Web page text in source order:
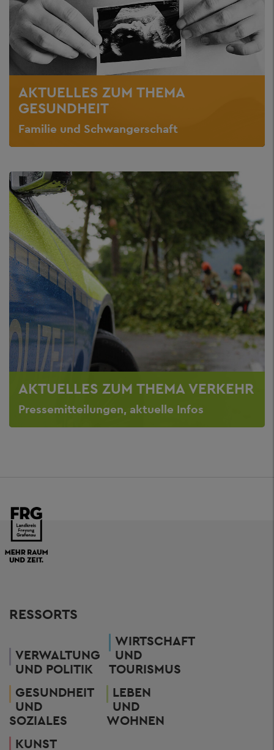
AKTUELLES ZUM THEMA
GESUNDHEIT
Familie und Schwangerschaft
AKTUELLES ZUM THEMA VERKEHR
Pressemitteilungen, aktuelle Infos
RESSORTS
VERWALTUNG
UND POLITIK
WIRTSCHAFT
UND
TOURISMUS
GESUNDHEIT
UND
SOZIALES
LEBEN
UND
WOHNEN
KUNST